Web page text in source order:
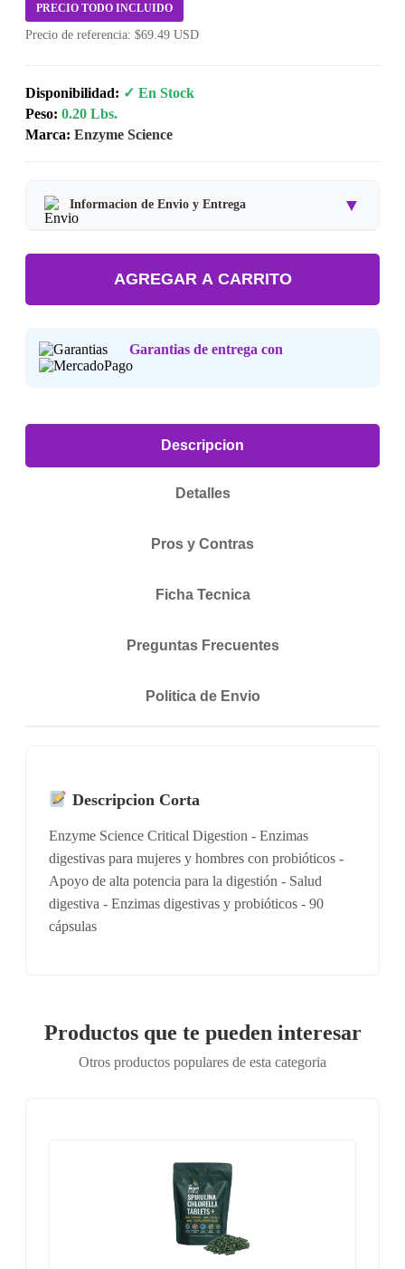
PRECIO TODO INCLUIDO
Precio de referencia: $69.49 USD
Disponibilidad: ✓ En Stock
Peso: 0.20 Lbs.
Marca: Enzyme Science
Informacion de Envio y Entrega ▼
Tipo de producto:Producto Importado.
Tiempo de entrega:Estimado de 7 a 15 dias habiles.
Consulta nuestra Politica de Devoluciones.
AGREGAR A CARRITO
Garantias de entrega con
Descripcion
Detalles
Pros y Contras
Ficha Tecnica
Preguntas Frecuentes
Politica de Envio
Descripcion Corta
Enzyme Science Critical Digestion - Enzimas
digestivas para mujeres y hombres con probióticos -
Apoyo de alta potencia para la digestión - Salud
digestiva - Enzimas digestivas y probióticos - 90
cápsulas
Productos que te pueden interesar
Otros productos populares de esta categoria